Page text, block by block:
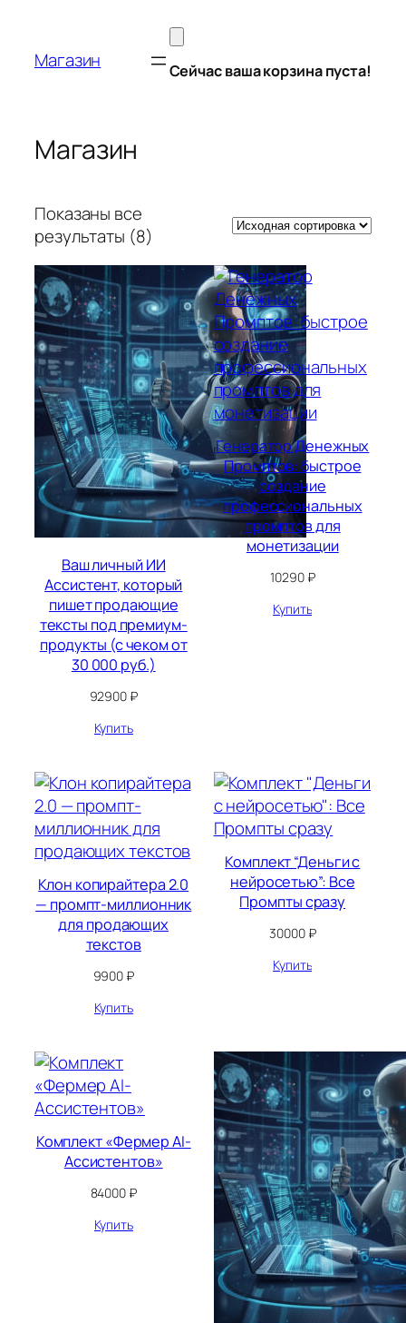
содержимому
Магазин Сейчас ваша корзина пуста!
Магазин
Показаны все
результаты (8)
Ваш личный ИИ
Ассистент, который
пишет продающие
тексты под премиум-
продукты (с чеком от
30 000 руб.)
92900 ₽
Купить
Генератор Денежных
Промптов: быстрое
создание
профессиональных
промптов для
монетизации
10290 ₽
Купить
Клон копирайтера 2.0
— промпт-миллионник
для продающих
текстов
9900 ₽
Купить
Комплект “Деньги с
нейросетью”: Все
Промпты сразу
30000 ₽
Купить
Комплект «Фермер AI-
Ассистентов»
84000 ₽
Купить